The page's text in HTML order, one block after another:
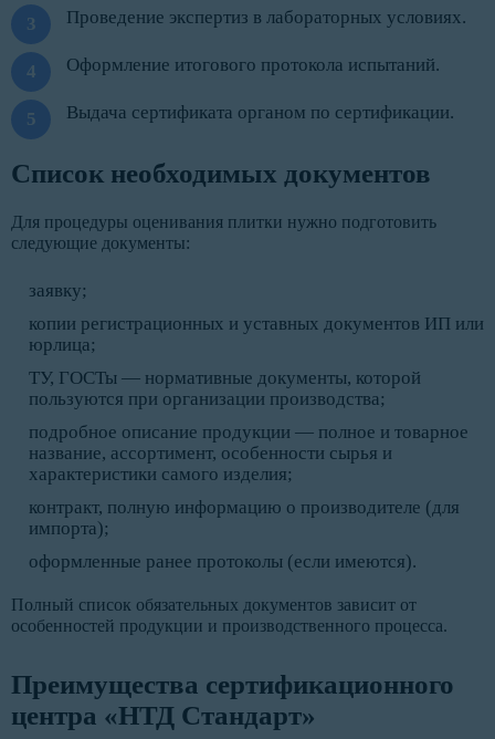
Проведение экспертиз в лабораторных условиях.
Оформление итогового протокола испытаний.
Выдача сертификата органом по сертификации.
Список необходимых документов
Для процедуры оценивания плитки нужно подготовить
следующие документы:
заявку;
копии регистрационных и уставных документов ИП или
юрлица;
ТУ, ГОСТы — нормативные документы, которой
пользуются при организации производства;
подробное описание продукции — полное и товарное
название, ассортимент, особенности сырья и
характеристики самого изделия;
контракт, полную информацию о производителе (для
импорта);
оформленные ранее протоколы (если имеются).
Полный список обязательных документов зависит от
особенностей продукции и производственного процесса.
Преимущества сертификационного
центра «НТД Стандарт»